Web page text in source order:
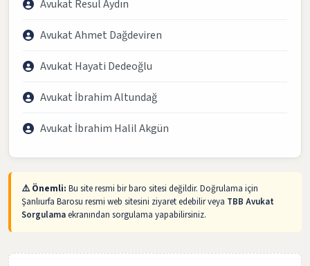
Avukat Resul Aydın
Avukat Ahmet Dağdeviren
Avukat Hayati Dedeoğlu
Avukat İbrahim Altundağ
Avukat İbrahim Halil Akgün
⚠️ Önemli: Bu site resmi bir baro sitesi değildir. Doğrulama için
Şanlıurfa Barosu resmi web sitesini ziyaret edebilir veya TBB Avukat
Sorgulamaekranından sorgulama yapabilirsiniz.